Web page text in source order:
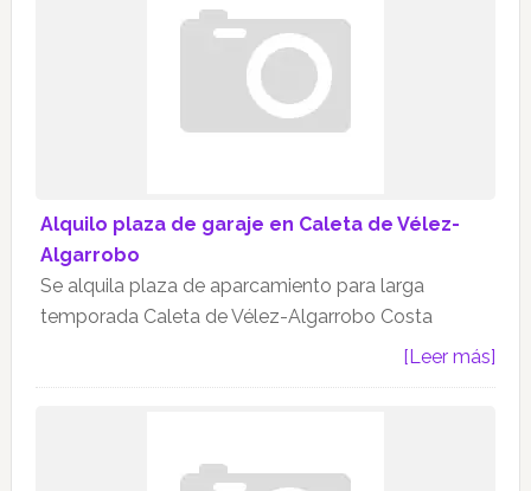
Alquilo plaza de garaje en Caleta de Vélez-
Algarrobo
Se alquila plaza de aparcamiento para larga
temporada Caleta de Vélez-Algarrobo Costa
[Leer más]